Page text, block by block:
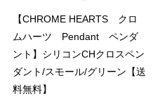
【CHROME HEARTS クロ
ムハーツ Pendant ペンダ
ント】シリコンCHクロスペン
ダント/スモール/グリーン【送
料無料】